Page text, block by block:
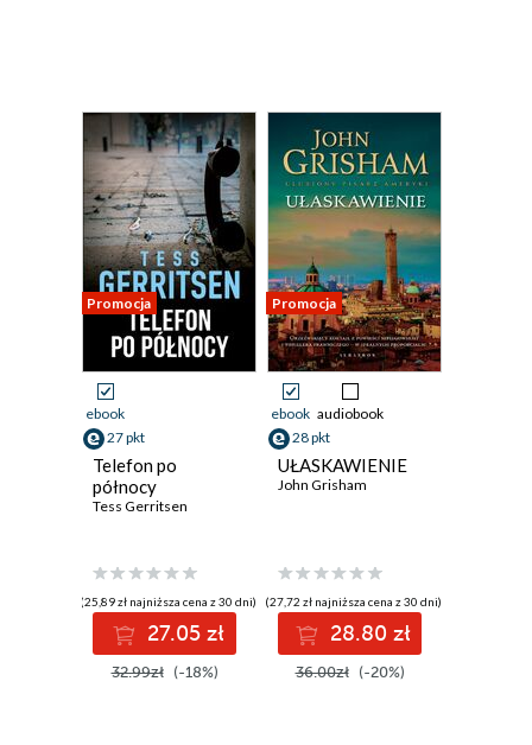
Promocja
ebook
27 pkt
Telefon po
północy
Tess Gerritsen
(25,89 zł najniższa cena z 30 dni)
27.05 zł
32.99zł (-18%)
Promocja
ebook audiobook
28 pkt
UŁASKAWIENIE
John Grisham
(27,72 zł najniższa cena z 30 dni)
28.80 zł
36.00zł (-20%)